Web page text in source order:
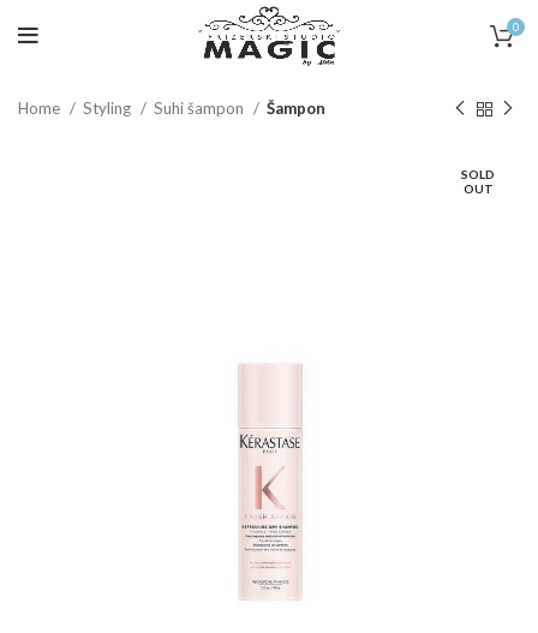
0
Home Styling Suhi šampon Šampon
SOLD
OUT